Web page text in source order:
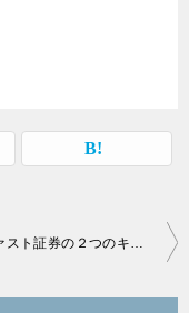
インヴァスト証券の２つのキャンペーンがキャッシュバックで30,000円ゲット